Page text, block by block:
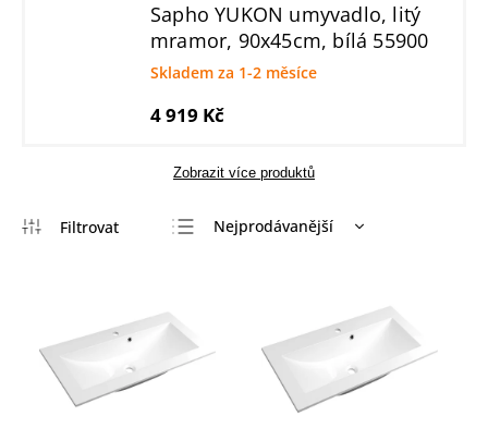
Sapho YUKON umyvadlo, litý
mramor, 90x45cm, bílá 55900
Skladem za 1-2 měsíce
4 919 Kč
Zobrazit více produktů
Nejprodávanější